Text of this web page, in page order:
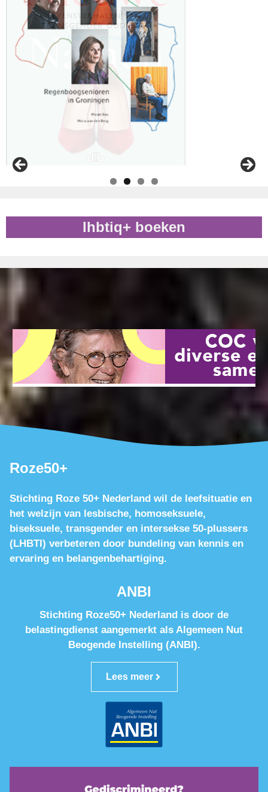
lhbtiq+ boeken
Roze50+
Stichting Roze 50+ Nederland wil de leefsituatie en
het welzijn van lesbische, homoseksuele,
biseksuele, transgender en intersekse 50-plussers
(LHBTI) verbeteren door bundeling van kennis en
ervaring en belangenbehartiging.
ANBI
Stichting Roze50+ Nederland is door de
belastingdienst aangemerkt als Algemeen Nut
Beogende Instelling (ANBI).
Lees meer